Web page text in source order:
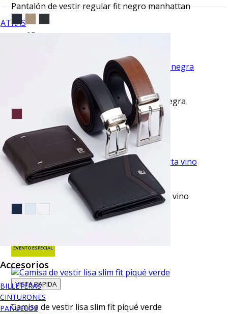
ATRÁS
Accesorios
BILLETERAS
CINTURONES
PAÑUELOS
Pantalón de vestir regular fit negro manhattan
$53.95
Blusa casual manga corta performance negra
$44.50
TU TERCERA PRENDA GRATIS
VISTA RAPIDA
Camiseta cuello redondo lisa manga corta vino
EVENTO ESPECIAL
VISTA RAPIDA
Camisa de vestir lisa slim fit piqué verde